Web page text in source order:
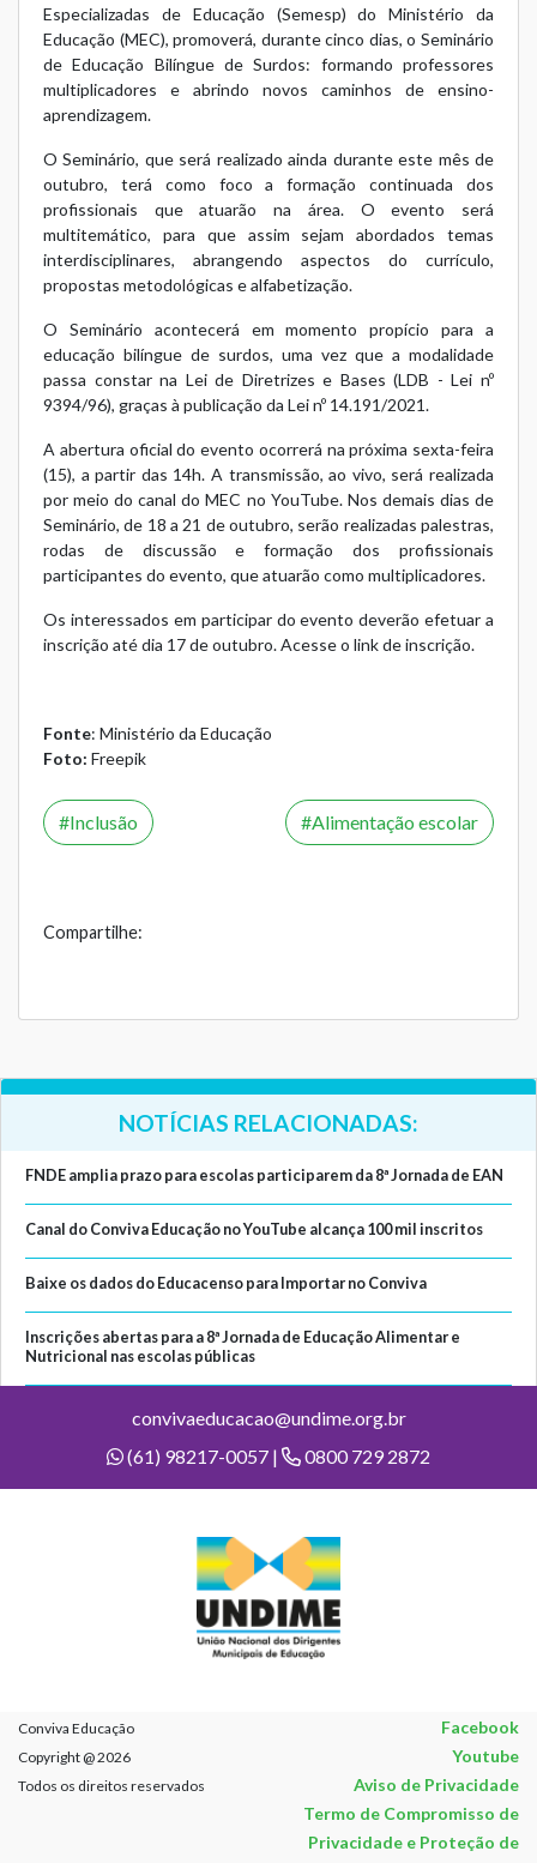
Especializadas de Educação (Semesp) do Ministério da
Educação (MEC), promoverá, durante cinco dias, o Seminário
de Educação Bilíngue de Surdos: formando professores
multiplicadores e abrindo novos caminhos de ensino-
aprendizagem.
O Seminário, que será realizado ainda durante este mês de
outubro, terá como foco a formação continuada dos
profissionais que atuarão na área. O evento será
multitemático, para que assim sejam abordados temas
interdisciplinares, abrangendo aspectos do currículo,
propostas metodológicas e alfabetização.
O Seminário acontecerá em momento propício para a
educação bilíngue de surdos, uma vez que a modalidade
passa constar na Lei de Diretrizes e Bases (LDB - Lei nº
9394/96), graças à publicação da Lei nº 14.191/2021.
A abertura oficial do evento ocorrerá na próxima sexta-feira
(15), a partir das 14h. A transmissão, ao vivo, será realizada
por meio do canal do MEC no YouTube. Nos demais dias de
Seminário, de 18 a 21 de outubro, serão realizadas palestras,
rodas de discussão e formação dos profissionais
participantes do evento, que atuarão como multiplicadores.
Os interessados em participar do evento deverão efetuar a
inscrição até dia 17 de outubro.Acesseo link de inscrição.
Fonte: Ministério da Educação
Foto: Freepik
Inclusão Alimentação escolar
Compartilhe:
NOTÍCIAS RELACIONADAS:
FNDE amplia prazo para escolas participarem da 8ª Jornada de EAN
Canal do Conviva Educação no YouTube alcança 100 mil inscritos
Baixe os dados do Educacenso para Importar no Conviva
Inscrições abertas para a 8ª Jornada de Educação Alimentar e
Nutricional nas escolas públicas
convivaeducacao@undime.org.br
(61) 98217-0057 |
0800 729 2872
Conviva Educação Facebook
Copyright @ 2026 Youtube
Todos os direitos reservados
Aviso de Privacidade
Termo de Compromisso de
Privacidade e Proteção de